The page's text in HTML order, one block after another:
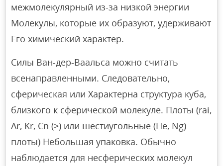
межмолекулярный из-за низкой энергии
Молекулы, которые их образуют, удерживают
Его химический характер.
Силы Ван-дер-Ваальса можно считать
всенаправленными. Следовательно,
сферическая или Характерна структура куба,
близкого к сферической молекуле. Плоты (rai,
Ar, Kr, Cn (>) или шестиугольные (He, Ng)
плоты) Небольшая упаковка. Обычно
наблюдается для несферических молекул